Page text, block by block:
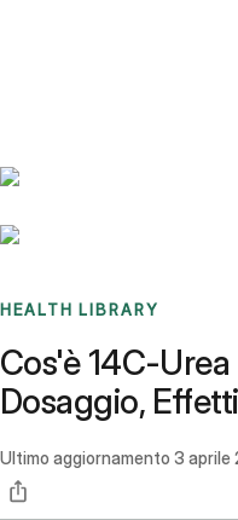
HEALTH LIBRARY
Cos'è 14C-Urea
Dosaggio,
Ultimo aggiornamento 3 aprile